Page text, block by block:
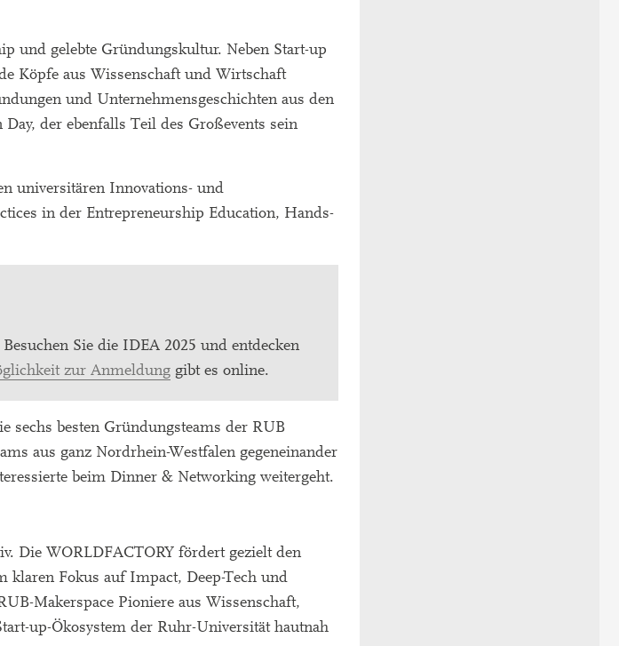
und gelebte Gründungskultur. Neben Start-up
Köpfe aus Wissenschaft und Wirtschaft
und Unternehmensgeschichten aus den
der ebenfalls Teil des Großevents sein
universitären Innovations- und
in der Entrepreneurship Education, Hands-
Sie die IDEA 2025 und entdecken
zur Anmeldung gibt es online.
sechs besten Gründungsteams der RUB
aus ganz Nordrhein-Westfalen gegeneinander
beim Dinner & Networking weitergeht.
Die WORLDFACTORY fördert gezielt den
Fokus auf Impact, Deep-Tech und
Makerspace Pioniere aus Wissenschaft,
up-Ökosystem der Ruhr-Universität hautnah